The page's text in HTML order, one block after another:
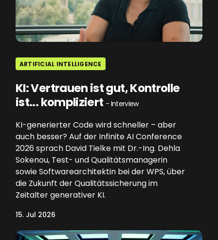
ARTIFICIAL INTELLIGENCE
KI: Vertrauen ist gut, Kontrolle
ist... kompliziert - Interview
KI-generierter Code wird schneller – aber
auch besser? Auf der Infinite AI Conference
2026 sprach David Tielke mit Dr.-Ing. Dehla
Sokenou, Test- und Qualitätsmanagerin
sowie Softwarearchitektin bei der WPS, über
die Zukunft der Qualitätssicherung im
Zeitalter generativer KI.
15. Jul 2026